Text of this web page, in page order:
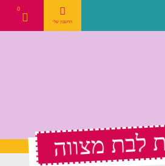
החשבון שלי
0
לבת מצווה